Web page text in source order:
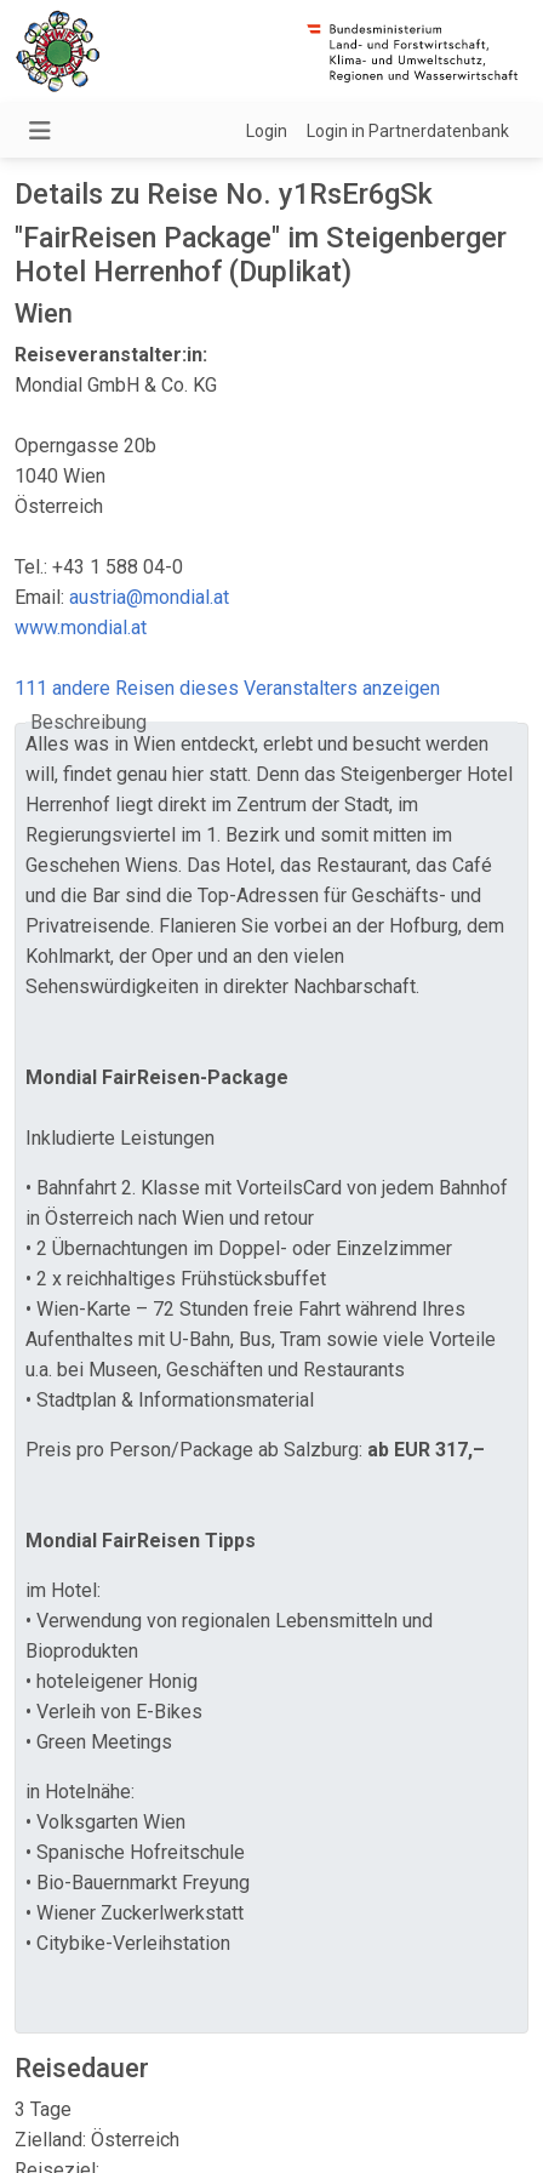
Login Login in Partnerdatenbank
Details zu Reise No. y1RsEr6gSk
"FairReisen Package" im Steigenberger
Hotel Herrenhof (Duplikat)
Wien
Reiseveranstalter:in:
Mondial GmbH & Co. KG
Operngasse 20b
1040 Wien
Österreich
Tel.: +43 1 588 04-0
Email: austria@mondial.at
www.mondial.at
111 andere Reisen dieses Veranstalters anzeigen
Beschreibung
Alles was in Wien entdeckt, erlebt und besucht werden
will, findet genau hier statt. Denn das Steigenberger Hotel
Herrenhof liegt direkt im Zentrum der Stadt, im
Regierungsviertel im 1. Bezirk und somit mitten im
Geschehen Wiens. Das Hotel, das Restaurant, das Café
und die Bar sind die Top-Adressen für Geschäfts- und
Privatreisende. Flanieren Sie vorbei an der Hofburg, dem
Kohlmarkt, der Oper und an den vielen
Sehenswürdigkeiten in direkter Nachbarschaft.
Mondial FairReisen-Package
Inkludierte Leistungen
• Bahnfahrt 2. Klasse mit VorteilsCard von jedem Bahnhof
in Österreich nach Wien und retour
• 2 Übernachtungen im Doppel- oder Einzelzimmer
• 2 x reichhaltiges Frühstücksbuffet
• Wien-Karte – 72 Stunden freie Fahrt während Ihres
Aufenthaltes mit U-Bahn, Bus, Tram sowie viele Vorteile
u.a. bei Museen, Geschäften und Restaurants
• Stadtplan & Informationsmaterial
Preis pro Person/Package ab Salzburg: ab EUR 317,–
Mondial FairReisen Tipps
im Hotel:
• Verwendung von regionalen Lebensmitteln und
Bioprodukten
• hoteleigener Honig
• Verleih von E-Bikes
• Green Meetings
in Hotelnähe:
• Volksgarten Wien
• Spanische Hofreitschule
• Bio-Bauernmarkt Freyung
• Wiener Zuckerlwerkstatt
• Citybike-Verleihstation
Reisedauer
3 Tage
Zielland: Österreich